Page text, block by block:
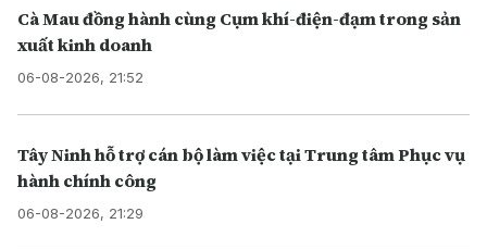
Cà Mau đồng hành cùng Cụm khí-điện-đạm trong sản
xuất kinh doanh
06-08-2026, 21:52
Tây Ninh hỗ trợ cán bộ làm việc tại Trung tâm Phục vụ
hành chính công
06-08-2026, 21:29